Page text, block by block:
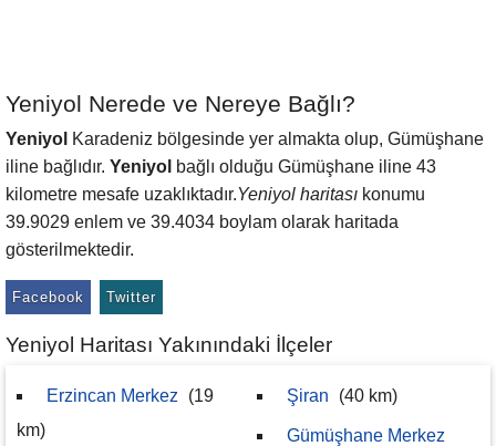
Yeniyol Nerede ve Nereye Bağlı?
Yeniyol Karadeniz bölgesinde yer almakta olup, Gümüşhane
iline bağlıdır. Yeniyol bağlı olduğu Gümüşhane iline 43
kilometre mesafe uzaklıktadır.Yeniyol haritası konumu
39.9029 enlem ve 39.4034 boylam olarak haritada
gösterilmektedir.
Facebook Twitter
Yeniyol Haritası Yakınındaki İlçeler
Erzincan Merkez
(19
km)
Şiran (40 km)
Gümüşhane Merkez